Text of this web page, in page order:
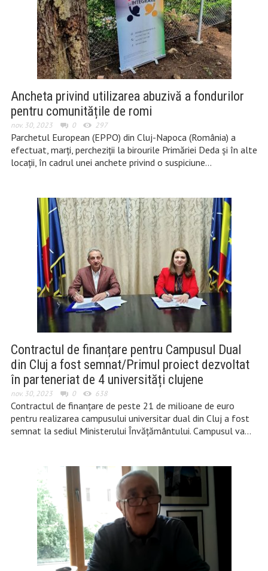
Ancheta privind utilizarea abuzivă a fondurilor
pentru comunitățile de romi
nov. 30, 2023 0 297
Parchetul European (EPPO) din Cluj-Napoca (România) a
efectuat, marți, percheziții la birourile Primăriei Deda și în alte
locații, în cadrul unei anchete privind o suspiciune…
Contractul de finanțare pentru Campusul Dual
din Cluj a fost semnat/Primul proiect dezvoltat
în parteneriat de 4 universități clujene
nov. 30, 2023 0 638
Contractul de finanțare de peste 21 de milioane de euro
pentru realizarea campusului universitar dual din Cluj a fost
semnat la sediul Ministerului Învățământului. Campusul va…